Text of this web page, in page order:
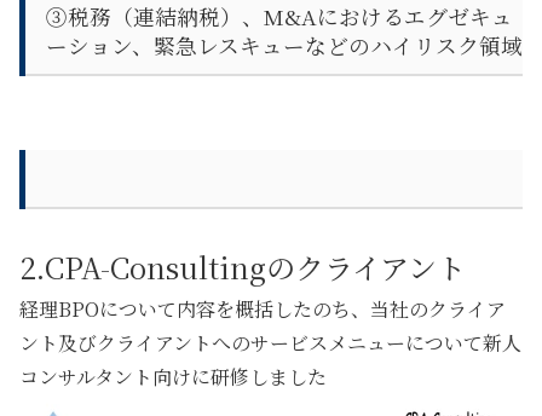
③税務（連結納税）、M&Aにおけるエグゼキュ
ーション、緊急レスキューなどのハイリスク領域
2.CPA-Consultingのクライアント
経理BPOについて内容を概括したのち、当社のクライア
ント及びクライアントへのサービスメニューについて新人
コンサルタント向けに研修しました